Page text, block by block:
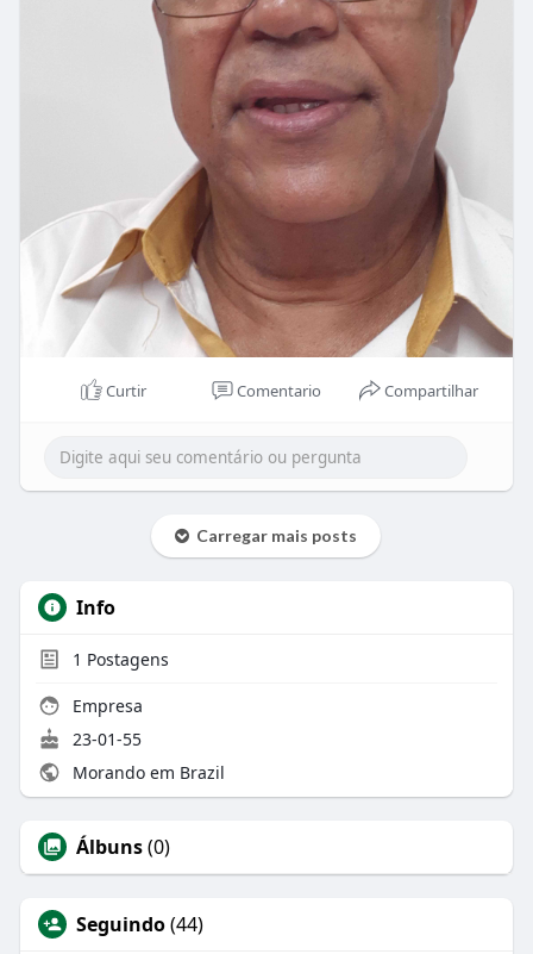
Curtir Comentario Compartilhar
Carregar mais posts
Info
1 Postagens
Empresa
23-01-55
Morando em Brazil
Álbuns(0)
Seguindo(44)